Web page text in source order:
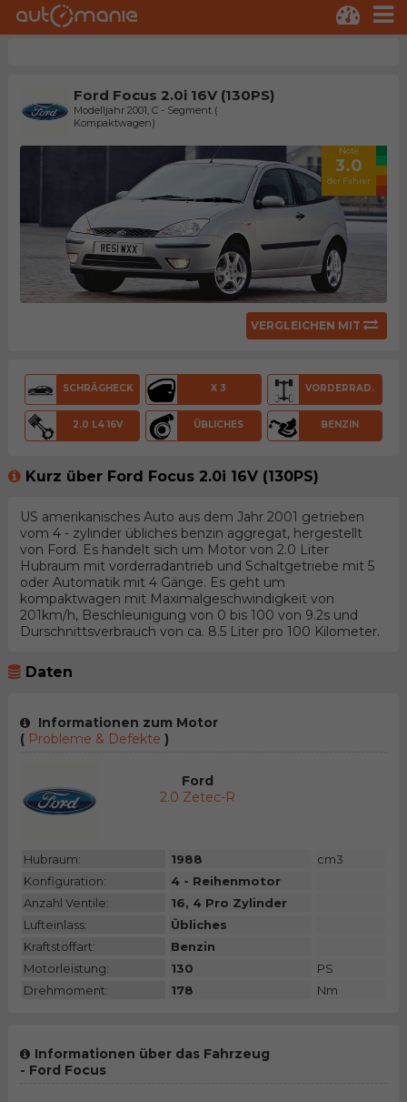
Ford Focus 2.0i 16V (130PS)
Modelljahr 2001, C - Segment (
Kompaktwagen)
Note
3.0
der Fahrer
VERGLEICHEN MIT
SCHRÄGHECK X 3 VORDERRAD.
2.0 L4 16V ÜBLICHES BENZIN
Kurz über Ford Focus 2.0i 16V (130PS)
US amerikanisches Auto aus dem Jahr 2001 getrieben
vom 4 - zylinder übliches benzin aggregat, hergestellt
von Ford. Es handelt sich um Motor von 2.0 Liter
Hubraum mit vorderradantrieb und Schaltgetriebe mit 5
oder Automatik mit 4 Gänge. Es geht um
kompaktwagen mit Maximalgeschwindigkeit von
201km/h, Beschleunigung von 0 bis 100 von 9.2s und
Durschnittsverbrauch von ca. 8.5 Liter pro 100 Kilometer.
Daten
Informationen zum Motor
(Probleme & Defekte )
Ford
2.0 Zetec-R
Hubraum: 1988
cm3
Konfiguration:
4 - Reihenmotor
Anzahl Ventile:
16, 4 Pro Zylinder
Lufteinlass:
Übliches
Kraftstoffart:
Benzin
Motorleistung:
130
PS
Drehmoment:
178 Nm
Informationen über das Fahrzeug
- Ford Focus